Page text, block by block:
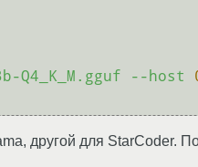
Q4_K_M.gguf --host
другой для StarCoder.